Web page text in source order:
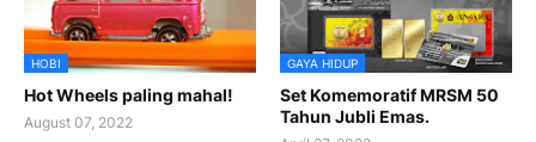
HOBI
Hot Wheels paling mahal!
August 07, 2022
GAYA HIDUP
Set Komemoratif MRSM 50
Tahun Jubli Emas.